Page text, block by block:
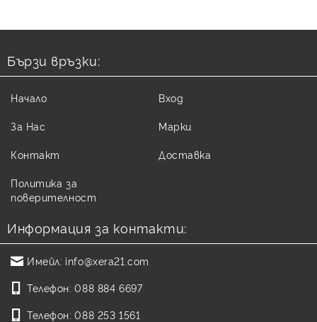
Бързи връзки:
Начало
За Нас
Контакт
Политика за
поверителност
Вход
Марки
Доставка
Информация за контакти:
Имейл: info@xera21.com
Телефон: 088 884 6697
Телефон: 088 253 1561